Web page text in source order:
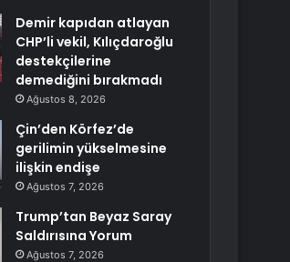
Demir kapıdan atlayan
CHP’li vekil, Kılıçdaroğlu
destekçilerine
demediğini bırakmadı
Ağustos 8, 2026
Çin’den Körfez’de
gerilimin yükselmesine
ilişkin endişe
Ağustos 7, 2026
Trump’tan Beyaz Saray
Saldırısına Yorum
Ağustos 7, 2026